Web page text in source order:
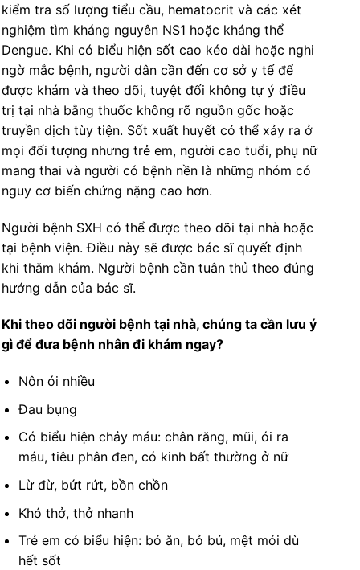
kiểm tra số lượng tiểu cầu, hematocrit và các xét
nghiệm tìm kháng nguyên NS1 hoặc kháng thể
Dengue. Khi có biểu hiện sốt cao kéo dài hoặc nghi
ngờ mắc bệnh, người dân cần đến cơ sở y tế để
được khám và theo dõi, tuyệt đối không tự ý điều
trị tại nhà bằng thuốc không rõ nguồn gốc hoặc
truyền dịch tùy tiện. Sốt xuất huyết có thể xảy ra ở
mọi đối tượng nhưng trẻ em, người cao tuổi, phụ nữ
mang thai và người có bệnh nền là những nhóm có
nguy cơ biến chứng nặng cao hơn.
Người bệnh SXH có thể được theo dõi tại nhà hoặc
tại bệnh viện. Điều này sẽ được bác sĩ quyết định
khi thăm khám. Người bệnh cần tuân thủ theo đúng
hướng dẫn của bác sĩ.
Khi theo dõi người bệnh tại nhà, chúng ta cần lưu ý
gì để đưa bệnh nhân đi khám ngay?
Nôn ói nhiều
Đau bụng
Có biểu hiện chảy máu: chân răng, mũi, ói ra
máu, tiêu phân đen, có kinh bất thường ở nữ
Lừ đừ, bứt rứt, bồn chồn
Khó thở, thở nhanh
Trẻ em có biểu hiện: bỏ ăn, bỏ bú, mệt mỏi dù
hết sốt